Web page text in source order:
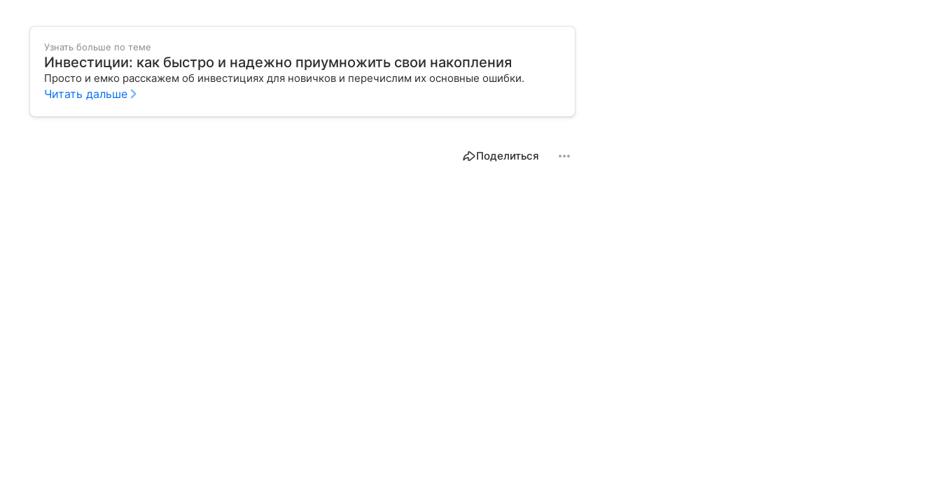
Узнать больше по теме
Инвестиции: как быстро и надежно приумножить свои накопления
Просто и емко расскажем об инвестициях для новичков и перечислим их основные ошибки.
Читать дальше
Поделиться